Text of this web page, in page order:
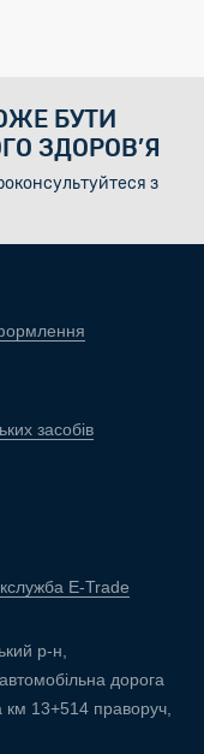
БУТИ
ЗДОРОВ’Я
з
засобів
E-Trade
р-н,
дорога
км 13+514 праворуч,